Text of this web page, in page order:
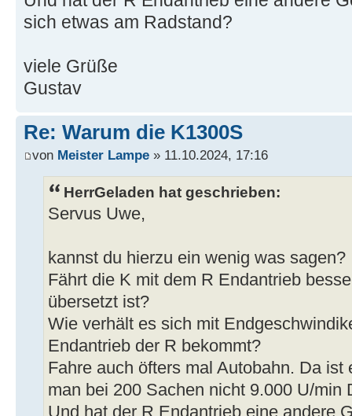
sich etwas am Radstand?
viele Grüße
Gustav
Re: Warum die K1300S
von Meister Lampe » 11.10.2024, 17:16
HerrGeladen hat geschrieben:
Servus Uwe,
kannst du hierzu ein wenig was sagen?
Fährt die K mit dem R Endantrieb
übersetzt ist?
Wie verhält es sich mit
Endantrieb der R bekommt?
Fahre auch öfters mal Autobahn. Da
man bei 200 Sachen nicht 9.000 U/min